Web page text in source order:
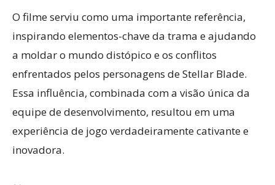
O filme serviu como uma importante referência,
inspirando elementos-chave da trama e ajudando
a moldar o mundo distópico e os conflitos
enfrentados pelos personagens de Stellar Blade.
Essa influência, combinada com a visão única da
equipe de desenvolvimento, resultou em uma
experiência de jogo verdadeiramente cativante e
inovadora.